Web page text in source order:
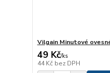
Vilgain Minutové
49 Kč/ks
44 Kč bez DPH